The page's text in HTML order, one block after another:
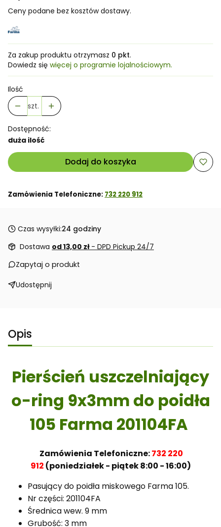
Ceny podane bez kosztów dostawy.
Za zakup produktu otrzymasz 0 pkt.
Dowiedz się więcej o programie lojalnościowym.
Ilość
szt.
Dostępność:
duża ilość
Dodaj do koszyka
Zamówienia Telefoniczne: 732 220 912
Czas wysyłki:24 godziny
Dostawa od 13,00 zł - DPD Pickup 24/7
Zapytaj o produkt
Udostępnij
Opis
Pierścień uszczelniający
o-ring 9x3mm do poidła
105 Farma 201104FA
Zamówienia Telefoniczne:732 220
912 (poniedziałek - piątek 8:00 - 16:00)
Pasujący do poidła miskowego Farma 105.
Nr części: 201104FA
Średnica wew. 9 mm
Grubość: 3 mm